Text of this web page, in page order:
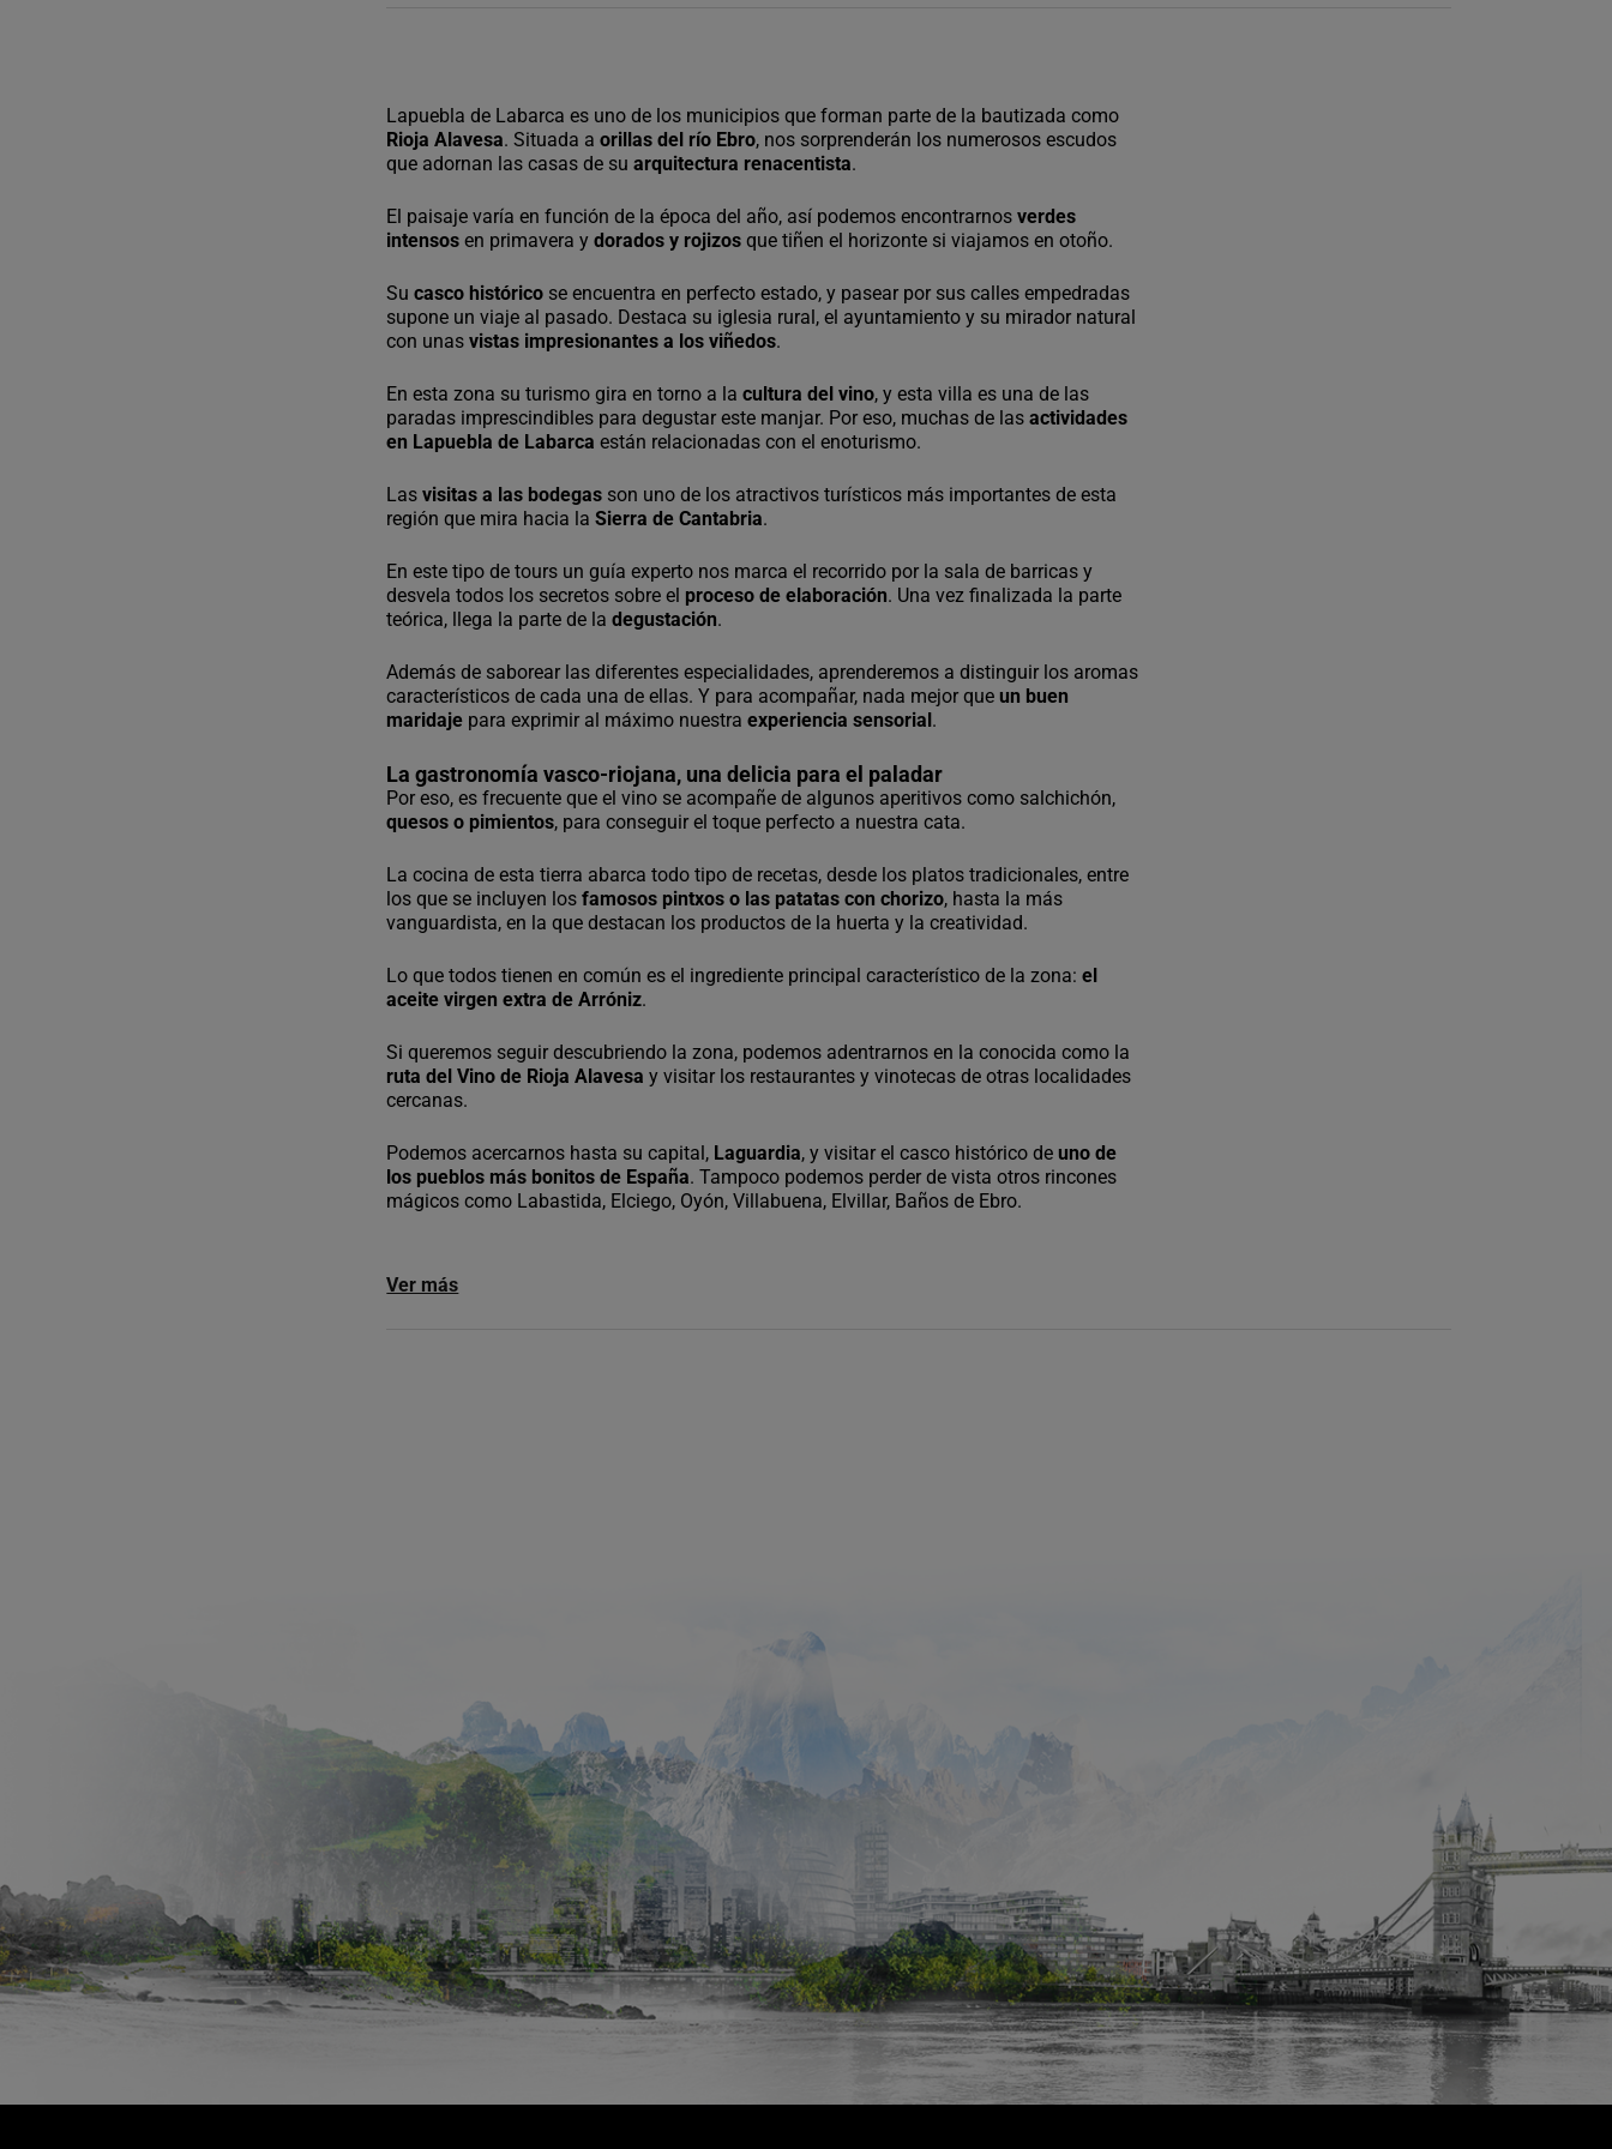
Lapuebla de Labarca es uno de los municipios que forman parte de la bautizada como
Rioja Alavesa. Situada aorillas del río Ebro, nos sorprenderán los numerosos escudos
que adornan las casas de suarquitectura renacentista.
El paisaje varía en función de la época del año, así podemos encontrarnosverdes
intensosen primavera ydorados y rojizosque tiñen el horizonte si viajamos en otoño.
Sucasco histórico se encuentra en perfecto estado, y pasear por sus calles empedradas
supone un viaje al pasado. Destaca su iglesia rural, el ayuntamiento y su mirador natural
con unasvistas impresionantes a los viñedos.
En esta zona su turismo gira en torno a lacultura del vino, y esta villa es una de las
paradas imprescindibles para degustar este manjar. Por eso, muchas de lasactividades
en Lapuebla de Labarcaestán relacionadas con el enoturismo.
Lasvisitas a las bodegas son uno de los atractivos turísticos más importantes de esta
región que mira hacia laSierra de Cantabria.
En este tipo de tours un guía experto nos marca el recorrido por la sala de barricas y
desvela todos los secretos sobre el proceso de elaboración. Una vez finalizada la parte
teórica, llega la parte de ladegustación.
Además de saborear las diferentes especialidades, aprenderemos a distinguir los aromas
característicos de cada una de ellas. Y para acompañar, nada mejor queun buen
maridaje para exprimir al máximo nuestraexperiencia sensorial.
La gastronomía vasco-riojana, una delicia para el paladar
Por eso, es frecuente que el vino se acompañe de algunos aperitivos como salchichón,
quesos o pimientos, para conseguir el toque perfecto a nuestra cata.
La cocina de esta tierra abarca todo tipo de recetas, desde los platos tradicionales, entre
los que se incluyen los famosos pintxos o las patatas con chorizo, hasta la más
vanguardista, en la que destacan los productos de la huerta y la creatividad.
Lo que todos tienen en común es el ingrediente principal característico de la zona:el
aceite virgen extra de Arróniz.
Si queremos seguir descubriendo la zona, podemos adentrarnos en la conocida como la
ruta del Vino de Rioja Alavesa y visitar los restaurantes y vinotecas de otras localidades
cercanas.
Podemos acercarnos hasta su capital, Laguardia, y visitar el casco histórico deuno de
los pueblos más bonitos de España. Tampoco podemos perder de vista otros rincones
mágicos como Labastida, Elciego, Oyón, Villabuena, Elvillar, Baños de Ebro.
Ver más